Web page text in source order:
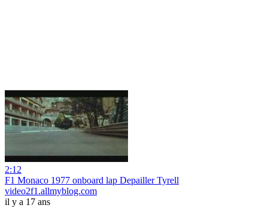
2:12
F1 Monaco 1977 onboard lap Depailler Tyrell
video2f1.allmyblog.com
il y a 17 ans